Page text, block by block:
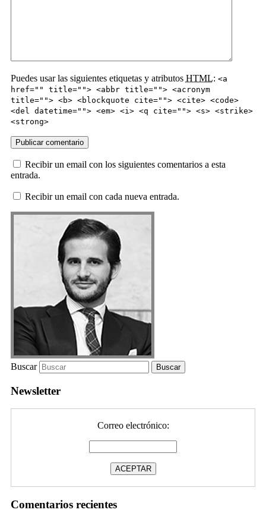
Puedes usar las siguientes etiquetas y atributos HTML: <a
href="" title=""> <abbr title=""> <acronym
title=""> <b> <blockquote cite=""> <cite> <code>
<del datetime=""> <em> <i> <q cite=""> <s> <strike>
<strong>
Recibir un email con los siguientes comentarios a esta
entrada.
Recibir un email con cada nueva entrada.
Buscar
Newsletter
Correo electrónico:
Comentarios recientes